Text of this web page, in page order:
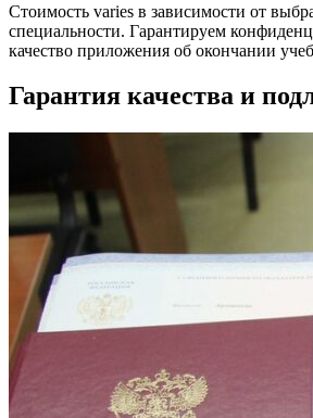
Стоимость varies в зависимости от
специальности. Гарантируем
качество приложения об окончании
Гарантия качества и